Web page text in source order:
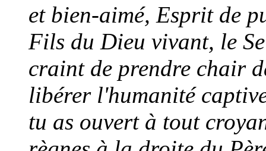
et bien-aimé, Esprit de
Fils du Dieu vivant, le
craint de prendre chair
libérer l'humanité
tu as ouvert à tout